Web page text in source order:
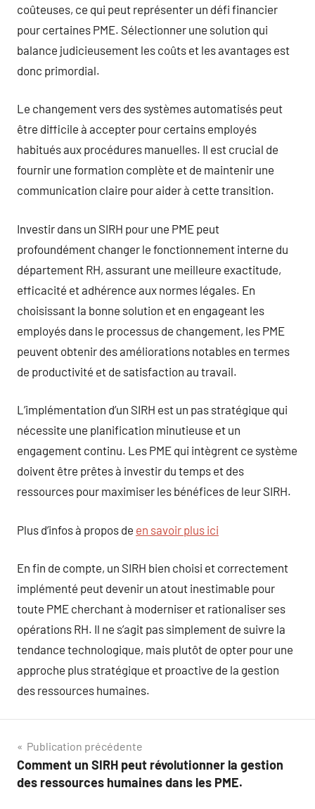
coûteuses, ce qui peut représenter un défi financier
pour certaines PME. Sélectionner une solution qui
balance judicieusement les coûts et les avantages est
donc primordial.
Le changement vers des systèmes automatisés peut
être difficile à accepter pour certains employés
habitués aux procédures manuelles. Il est crucial de
fournir une formation complète et de maintenir une
communication claire pour aider à cette transition.
Investir dans un SIRH pour une PME peut
profoundément changer le fonctionnement interne du
département RH, assurant une meilleure exactitude,
efficacité et adhérence aux normes légales. En
choisissant la bonne solution et en engageant les
employés dans le processus de changement, les PME
peuvent obtenir des améliorations notables en termes
de productivité et de satisfaction au travail.
L’implémentation d’un SIRH est un pas stratégique qui
nécessite une planification minutieuse et un
engagement continu. Les PME qui intègrent ce système
doivent être prêtes à investir du temps et des
ressources pour maximiser les bénéfices de leur SIRH.
Plus d’infos à propos de en savoir plus ici
En fin de compte, un SIRH bien choisi et correctement
implémenté peut devenir un atout inestimable pour
toute PME cherchant à moderniser et rationaliser ses
opérations RH. Il ne s’agit pas simplement de suivre la
tendance technologique, mais plutôt de opter pour une
approche plus stratégique et proactive de la gestion
des ressources humaines.
Navigation
de
Publication précédente
Comment un SIRH peut révolutionner la gestion
des ressources humaines dans les PME.